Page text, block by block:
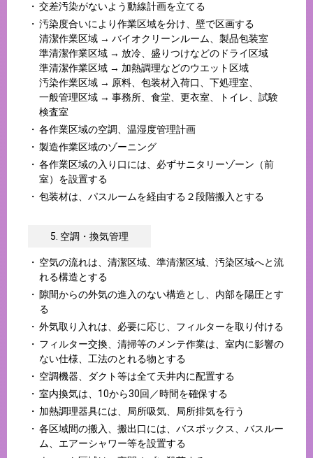
交差汚染がないよう動線計画を立てる
汚染度合いにより作業区域を分け、壁で区画する
清潔作業区域 → バイオクリーンルーム、製品包装室
準清潔作業区域 → 放冷、盛りつけなどのドライ区域
準清潔作業区域 → 加熱調理などのウエット区域
汚染作業区域 → 原料、包装材入荷口、下処理室、
一般管理区域 → 事務所、食堂、更衣室、トイレ、試験
検査室
各作業区域の空調、温湿度管理計画
製造作業区域のゾーニング
各作業区域の入り口には、必ずサニタリーゾーン（前
室）を設置する
包装材は、パスルームを経由する２段階搬入とする
5. 空調・換気管理
空気の流れは、清潔区域、準清潔区域、汚染区域へと流
れる構造とする
隙間からの外気の進入のない構造とし、内部を陽圧とす
る
外気取り入れは、必要に応じ、フィルターを取り付ける
フィルター交換、清掃等のメンテ作業は、室内に影響の
ない仕様、工法のとれる物とする
空調機器、ダクト等は全て天井内に配置する
室内換気は、10から30回／時間を確保する
加熱調理器具には、局所吸気、局所排気を行う
各区域間の搬入、搬出口には、バスボックス、バスルー
ム、エアーシャワー等を設置する